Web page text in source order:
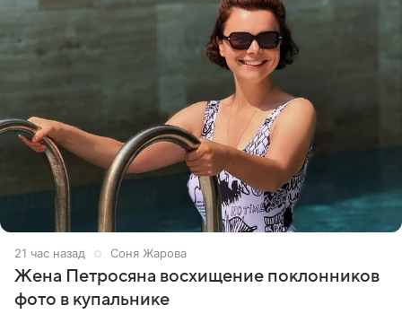
21 час назад Соня Жарова
Жена Петросяна восхищение поклонников
фото в купальнике